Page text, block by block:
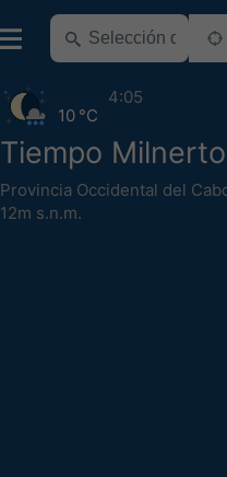
Tiempo
Provincia Occidental del
12m s.n.m.
10 °C
4:05